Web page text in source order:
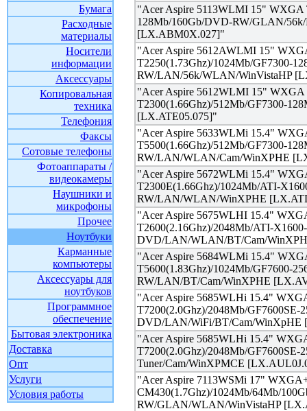
Бумага
Расходные
материалы
Носители
информации
Аксессуары
Копировальная
техника
Телефония
Факсы
Сотовые телефоны
Фотоаппараты /
видеокамеры
Наушники и
микрофоны
Прочее
Ноутбуки
Карманные
компьютеры
Аксессуары для
ноутбуков
Программное
обеспечение
Бытовая электроника
Доставка
Опт
Услуги
Условия работы
"Acer Aspire 5113WLMI 15"
128Mb/160Gb/DVD-RW/GLAN/
[LX.ABM0X.027]"
"Acer Aspire 5612AWLMI 15"
T2250(1.73Ghz)/1024Mb/GF7300-
RW/LAN/56k/WLAN/WinVistaHP
"Acer Aspire 5612WLMI 15" WXGA
T2300(1.66Ghz)/512Mb/GF7300-
[LX.ATE05.075]"
"Acer Aspire 5633WLMi 15.4"
T5500(1.66Ghz)/512Mb/GF7300-
RW/LAN/WLAN/Cam/WinXPHE
"Acer Aspire 5672WLMi 15.4"
T2300E(1.66Ghz)/1024Mb/ATI-
RW/LAN/WLAN/WinXPHE
"Acer Aspire 5675WLHI 15.4"
T2600(2.16Ghz)/2048Mb/ATI-
DVD/LAN/WLAN/BT/Cam/
"Acer Aspire 5684WLMi 15.4"
T5600(1.83Ghz)/1024Mb/GF7600-
RW/LAN/BT/Cam/WinXPHE
"Acer Aspire 5685WLHi 15.4"
T7200(2.0Ghz)/2048Mb/GF7600SE-
DVD/LAN/WiFi/BT/Cam/WinXpHE
"Acer Aspire 5685WLHi 15.4"
T7200(2.0Ghz)/2048Mb/
Tuner/Cam/WinXPMCE
"Acer Aspire 7113WSMi 17"
CM430(1.7Ghz)/1024Mb/64Mb/
RW/GLAN/WLAN/WinVistaHP